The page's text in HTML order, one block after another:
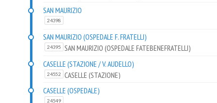
SAN MAURIZIO
24398
SAN MAURIZIO (OSPEDALE F. FRATELLI)
24395
SAN MAURIZIO (OSPEDALE FATEBENEFRATELLI)
CASELLE (STAZIONE / V. AUDELLO)
24552
CASELLE (STAZIONE)
CASELLE (OSPEDALE)
24549